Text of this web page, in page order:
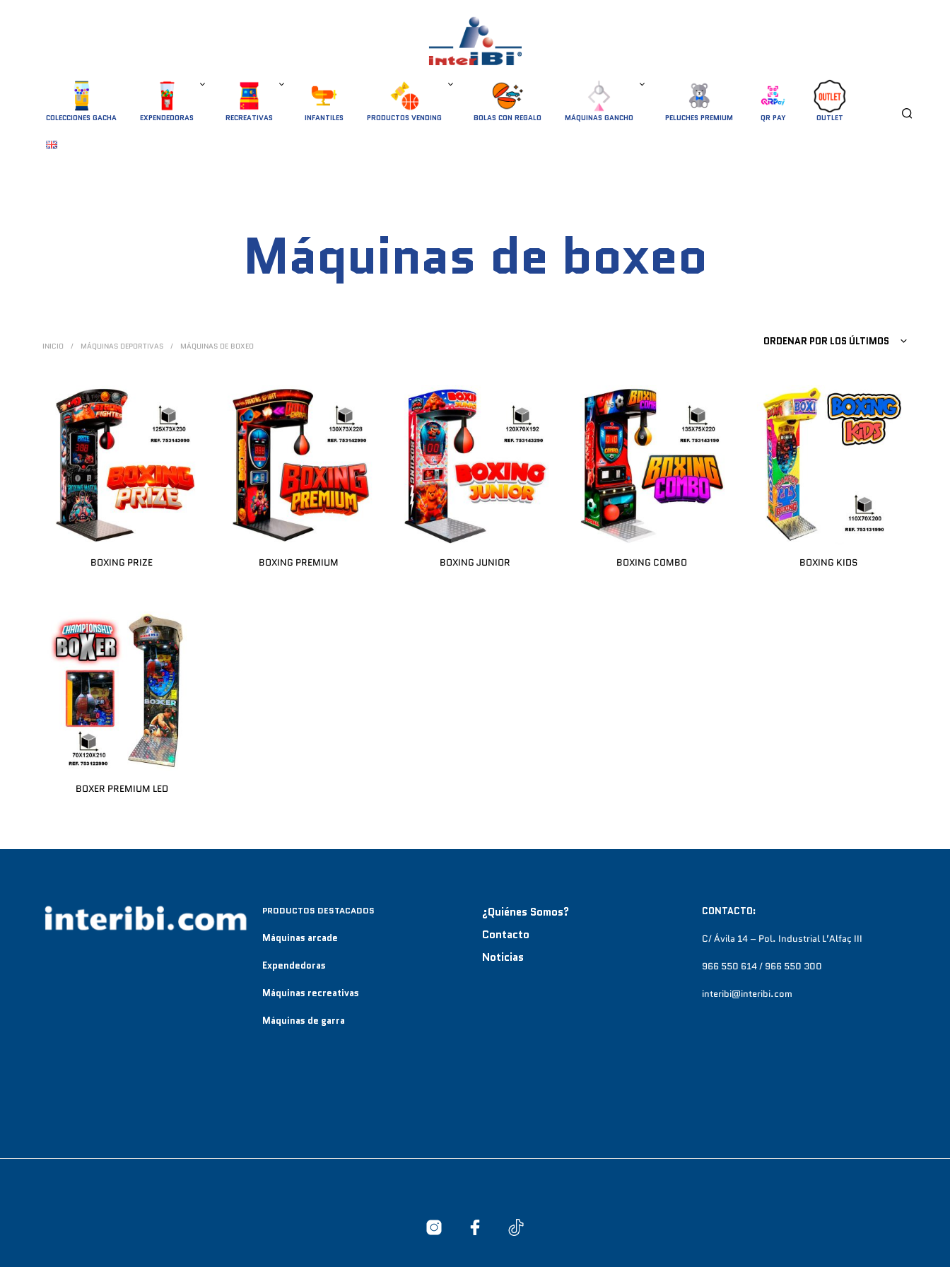
COLECCIONES GACHA EXPENDEDORAS RECREATIVAS INFANTILES PRODUCTOS VENDING BOLAS CON REGALO MÁQUINAS GANCHO PELUCHES PREMIUM QR PAY OUTLET
Máquinas de boxeo
INICIO / MÁQUINAS DEPORTIVAS / MÁQUINAS DE BOXEO ORDENAR POR LOS ÚLTIMOS
BOXING PRIZE BOXING PREMIUM BOXING JUNIOR BOXING COMBO BOXING KIDS
BOXER PREMIUM LED
PRODUCTOS DESTACADOS
Máquinas arcade
Expendedoras
Máquinas recreativas
Máquinas de garra
¿Quiénes Somos?
Contacto
Noticias
CONTACTO:
C/ Ávila 14 – Pol. Industrial L’Alfaç III
966 550 614 / 966 550 300
interibi@interibi.com